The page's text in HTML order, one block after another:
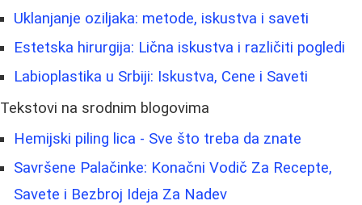
Uklanjanje oziljaka: metode, iskustva i saveti
Estetska hirurgija: Lična iskustva i različiti pogledi
Labioplastika u Srbiji: Iskustva, Cene i Saveti
Tekstovi na srodnim blogovima
Hemijski piling lica - Sve što treba da znate
Savršene Palačinke: Konačni Vodič Za Recepte,
Savete i Bezbroj Ideja Za Nadev